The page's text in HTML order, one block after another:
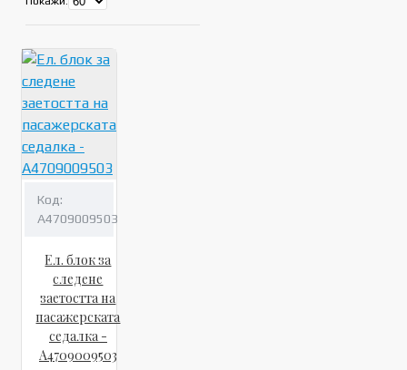
Код:
A4709009503
Ел. блок за
следене
заетостта на
пасажерската
седалка -
A4709009503